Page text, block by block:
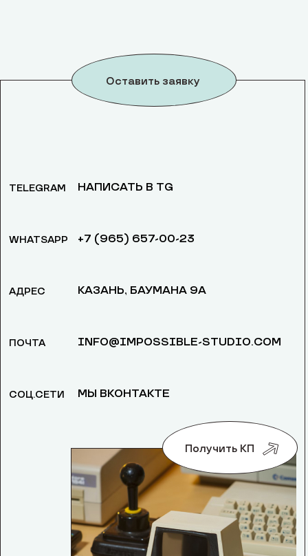
Оставить заявку
TELEGRAM
WHATSAPP
АДРЕС
ПОЧТА
СОЦ.СЕТИ
НАПИСАТЬ В TG
+7 (965) 657-00-23
КАЗАНЬ, БАУМАНА 9А
INFO@IMPOSSIBLE-STUDIO.COM
МЫ ВКОНТАКТЕ
Получить КП